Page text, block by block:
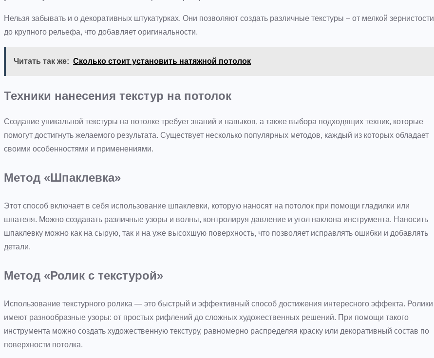
Нельзя забывать и о декоративных штукатурках. Они позволяют создать различные текстуры – от мелкой зернистости
до крупного рельефа, что добавляет оригинальности.
Читать так же: Сколько стоит установить натяжной потолок
Техники нанесения текстур на потолок
Создание уникальной текстуры на потолке требует знаний и навыков, а также выбора подходящих техник, которые
помогут достигнуть желаемого результата. Существует несколько популярных методов, каждый из которых обладает
своими особенностями и применениями.
Метод «Шпаклевка»
Этот способ включает в себя использование шпаклевки, которую наносят на потолок при помощи гладилки или
шпателя. Можно создавать различные узоры и волны, контролируя давление и угол наклона инструмента. Наносить
шпаклевку можно как на сырую, так и на уже высохшую поверхность, что позволяет исправлять ошибки и добавлять
детали.
Метод «Ролик с текстурой»
Использование текстурного ролика — это быстрый и эффективный способ достижения интересного эффекта. Ролики
имеют разнообразные узоры: от простых рифлений до сложных художественных решений. При помощи такого
инструмента можно создать художественную текстуру, равномерно распределяя краску или декоративный состав по
поверхности потолка.